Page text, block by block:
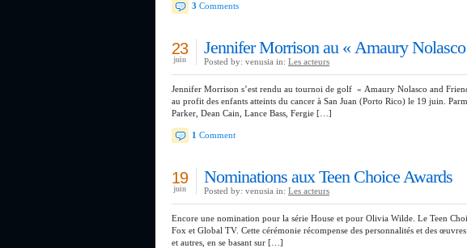
3 Comments
Jennifer Morrison au « Amaury
23
juin Posted by: venusia in: Les acteurs
Jennifer Morrison s’est rendu au tournoi de golf « Amaury Nolasco and
au profit des enfants atteints du cancer à San Juan (Porto Rico) le 19 juin.
Parker, Dean Cain, Lance Bass, Fergie […]
1 Comment
Nominations aux Teen Choice Awards
19
juin Posted by: venusia in: Les acteurs
Encore une nomination pour la série House et pour Olivia Wilde. Le Teen
Fox et Global TV. Cette cérémonie récompense des personnalités et des
et autres, en se basant sur […]